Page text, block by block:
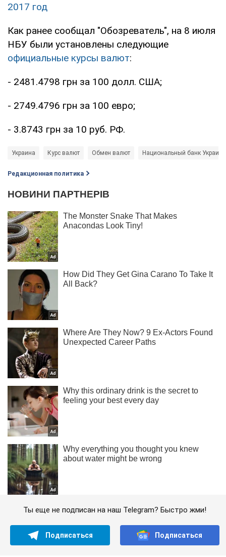
2017 год
Как ранее сообщал "Обозреватель", на 8 июля
НБУ были установлены следующие
официальные курсы валют:
- 2481.4798 грн за 100 долл. США;
- 2749.4796 грн за 100 евро;
- 3.8743 грн за 10 руб. РФ.
Украина Курс валют Обмен валют Национальный банк
Редакционная политика
Ты еще не подписан на наш Telegram? Быстро жми!
Подписаться Подписаться